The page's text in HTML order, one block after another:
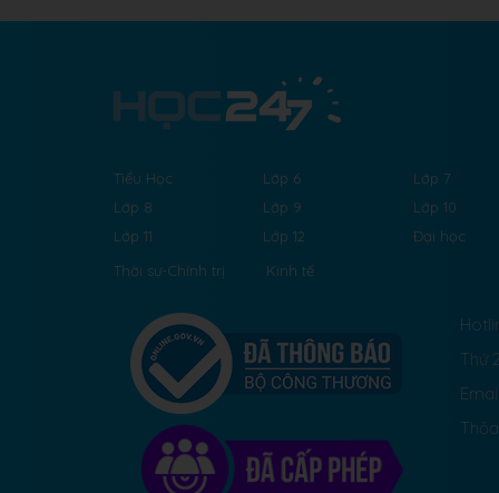
Tiểu Học Lớp 6
Lớp 7
Lớp 8
Lớp 9
Lớp 10
Lớp 11
Lớp 12
Đại học
Thời sự-Chính trị
Kinh tế
Thứ